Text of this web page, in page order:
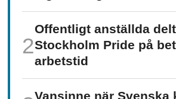
Offentligt anställda
Stockholm Pride på
arbetstid
Vansinne när Svenska